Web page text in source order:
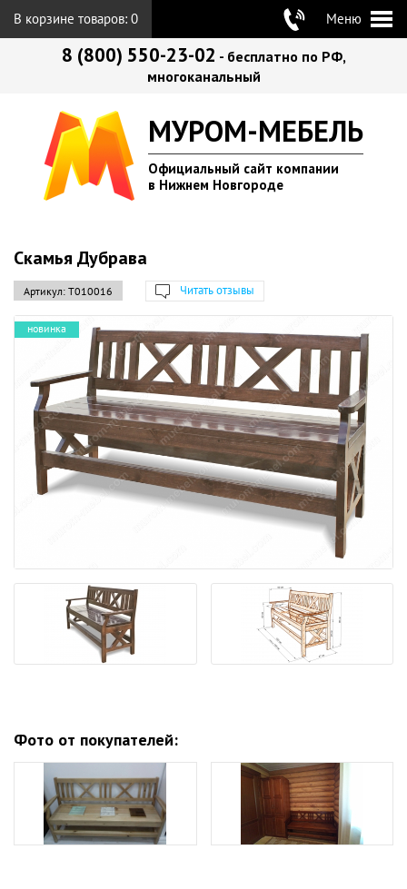
В корзине товаров: 0 Меню
8 (800) 550-23-02 - бесплатно по РФ,
многоканальный
МУРОМ-МЕБЕЛЬ
Официальный сайт компании
в Нижнем Новгороде
Скамья Дубрава
Артикул: Т010016 Читать отзывы
новинка
Фото от покупателей: